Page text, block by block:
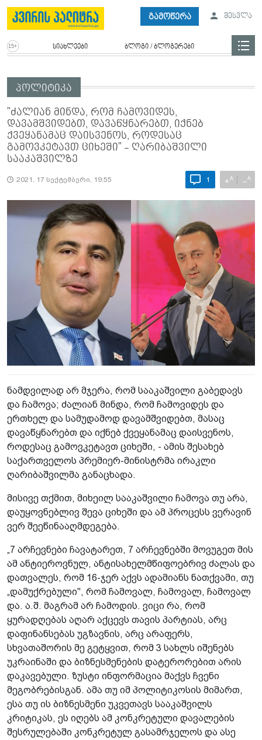
გამოწერა შესვლა
სიახლეები ბლოგი / ბლოგერები
პოლიტიკა
"ძალიან მინდა, რომ ჩამოვიდეს,
დავამშვიდებთ, დავაწყნარებთ, იქნებ
ქვეყანამაც დაისვენოს, როდესაც
გამოვკეტავთ ციხეში" - ღარიბაშვილი
სააკაშვილზე
2021, 17 სექტემბერი, 19:55 1 +A −A
ნამდვილად არ მჯერა, რომ სააკაშვილი გაბედავს
და ჩამოვა; ძალიან მინდა, რომ ჩამოვიდეს და
ერთხელ და სამუდამოდ დავამშვიდებთ, მასაც
დავაწყნარებთ და იქნებ ქვეყანამაც დაისვენოს,
როდესაც გამოვკეტავთ ციხეში, - ამის შესახებ
საქართველოს პრემიერ-მინისტრმა ირაკლი
ღარიბაშვილმა განაცხადა.
მისივე თქმით, მიხეილ სააკაშვილი ჩამოვა თუ არა,
დაუყოვნებლივ შევა ციხეში და ამ პროცესს ვერავინ
ვერ შეეწინააღმდეგება.
„7 არჩევნები ჩავატარეთ, 7 არჩევნებში მოვუგეთ მის
ამ ანტიეროვნულ, ანტისახელმწიფოებრივ ძალას და
დათვალეს, რომ 16-ჯერ აქვს ადამიანს ნათქვამი, თუ
„დამუქრებული", რომ ჩამოვალ, ჩამოვალ, ჩამოვალ
და. ა.შ. მაგრამ არ ჩამოდის. ვიცი რა, რომ
ყურადღებას აღარ აქცევს თავის პარტიას, არც
დაფინანსებას უგზავნის, არც არაფერს,
სხვათაშორის მე გეტყვით, რომ 3 სახლს იშენებს
უკრაინაში და ბიზნესმენების დატერორებით არის
დაკავებული. ზუსტი ინფორმაცია მაქვს ჩვენი
მეგობრებისგან. ამა თუ იმ პოლიტიკოსის მიმართ,
ესა თუ ის ბიზნესმენი უკვეთავს სააკაშვილს
კრიტიკას, ეს იღებს ამ კონკრეტული დავალების
შესრულებაში კონკრეტულ გასამრჯელოს და ასე